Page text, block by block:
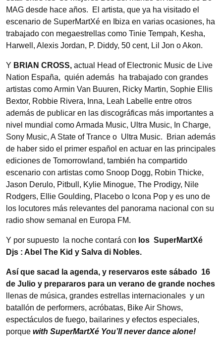
MAG desde hace años. El artista, que ya ha visitado el
escenario de SuperMartXé en Ibiza en varias ocasiones, ha
trabajado con megaestrellas como Tinie Tempah, Kesha,
Harwell, Alexis Jordan, P. Diddy, 50 cent, Lil Jon o Akon.
Y BRIAN CROSS, actual Head of Electronic Music de Live
Nation España, quién además ha trabajado con grandes
artistas como Armin Van Buuren, Ricky Martin, Sophie Ellis
Bextor, Robbie Rivera, Inna, Leah Labelle entre otros
además de publicar en las discográficas más importantes a
nivel mundial como Armada Music, Ultra Music, In Charge,
Sony Music, A State of Trance o Ultra Music. Brian además
de haber sido el primer español en actuar en las principales
ediciones de Tomorrowland, también ha compartido
escenario con artistas como Snoop Dogg, Robin Thicke,
Jason Derulo, Pitbull, Kylie Minogue, The Prodigy, Nile
Rodgers, Ellie Goulding, Placebo o Icona Pop y es uno de
los locutores más relevantes del panorama nacional con su
radio show semanal en Europa FM.
Y por supuesto la noche contará con los SuperMartXé
Djs : Abel The Kid y Salva di Nobles.
Así que sacad la agenda, y reservaros este sábado 16
de Julio y prepararos para un verano de grande noches
llenas de música, grandes estrellas internacionales y un
batallón de performers, acróbatas, Bike Air Shows,
espectáculos de fuego, bailarines y efectos especiales,
porque with SuperMartXé You’ll never dance alone!